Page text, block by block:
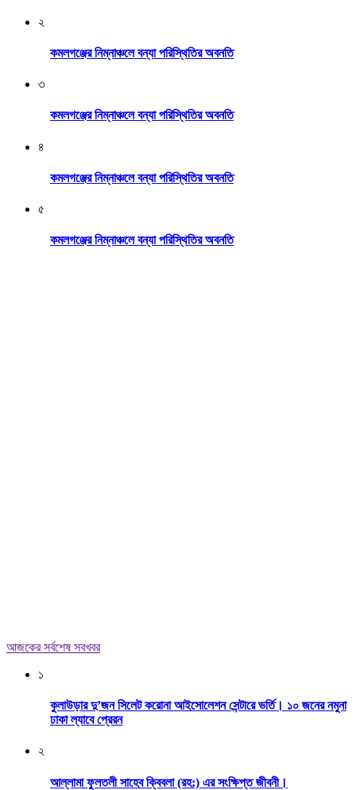
২
কমলগঞ্জের নিম্নাঞ্চলে বন্যা পরিস্থিতির অবনতি
৩
কমলগঞ্জের নিম্নাঞ্চলে বন্যা পরিস্থিতির অবনতি
৪
কমলগঞ্জের নিম্নাঞ্চলে বন্যা পরিস্থিতির অবনতি
৫
কমলগঞ্জের নিম্নাঞ্চলে বন্যা পরিস্থিতির অবনতি
আজকের সর্বশেষ সবখবর
১
কুলাউড়ার দু’জন সিলেট করোনা আইসোলেশন সেন্টারে ভর্তি। ১০ জনের নমুনা
ঢাকা ল্যাবে প্রেরন
২
আল্লামা ফুলতলী সাহেব ক্বিবলা (রহ:) এর সংক্ষিপ্ত জীবনী।